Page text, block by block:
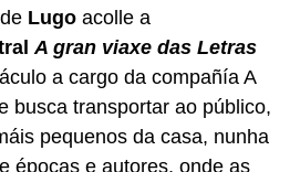
Lugo acolle a
A gran viaxe das Letras
a cargo da compañía A
busca transportar ao público,
pequenos da casa, nunha
épocas e autores, onde as